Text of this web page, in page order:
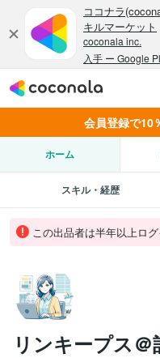
会員登録で10
ホーム
スキル・経歴
この出品者は半年以上ログ
リンキープス